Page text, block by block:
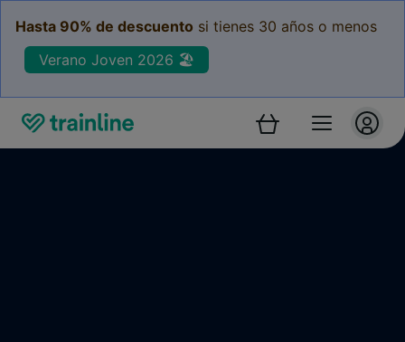
Hasta 90% de descuento si tienes 30 años o menos
Verano Joven 2026 🏖️